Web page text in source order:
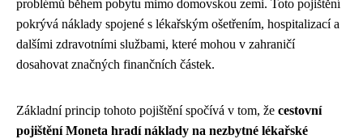
problémů během pobytu mimo domovskou zemi. Toto pojištění
pokrývá náklady spojené s lékařským ošetřením, hospitalizací a
dalšími zdravotními službami, které mohou v zahraničí
dosahovat značných finančních částek.
Základní princip tohoto pojištění spočívá v tom, že cestovní
pojištění Moneta hradí náklady na nezbytné lékařské